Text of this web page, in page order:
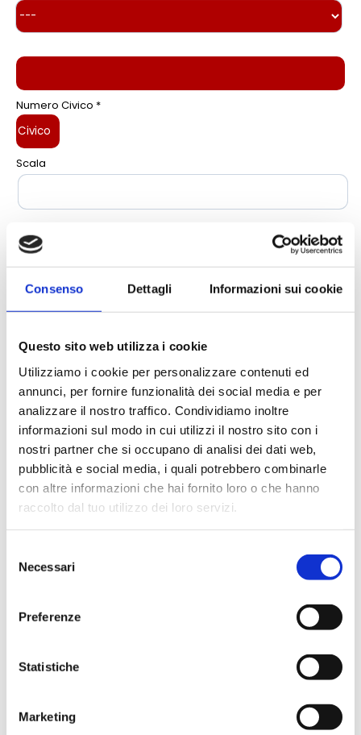
Consenso Dettagli Informazioni sui cookie
Questo sito web utilizza i cookie
Utilizziamo i cookie per personalizzare contenuti ed
annunci, per fornire funzionalità dei social media e per
analizzare il nostro traffico. Condividiamo inoltre
informazioni sul modo in cui utilizzi il nostro sito con i
nostri partner che si occupano di analisi dei dati web,
pubblicità e social media, i quali potrebbero combinarle
con altre informazioni che hai fornito loro o che hanno
raccolto dal tuo utilizzo dei loro servizi.
delNecessari
Preferenze
Statistiche
Marketing
Numero Civico *
Scala
Tel. fisso
Mobile
E-mail principale*Utilizzata anche per l'accesso al sito
Password*